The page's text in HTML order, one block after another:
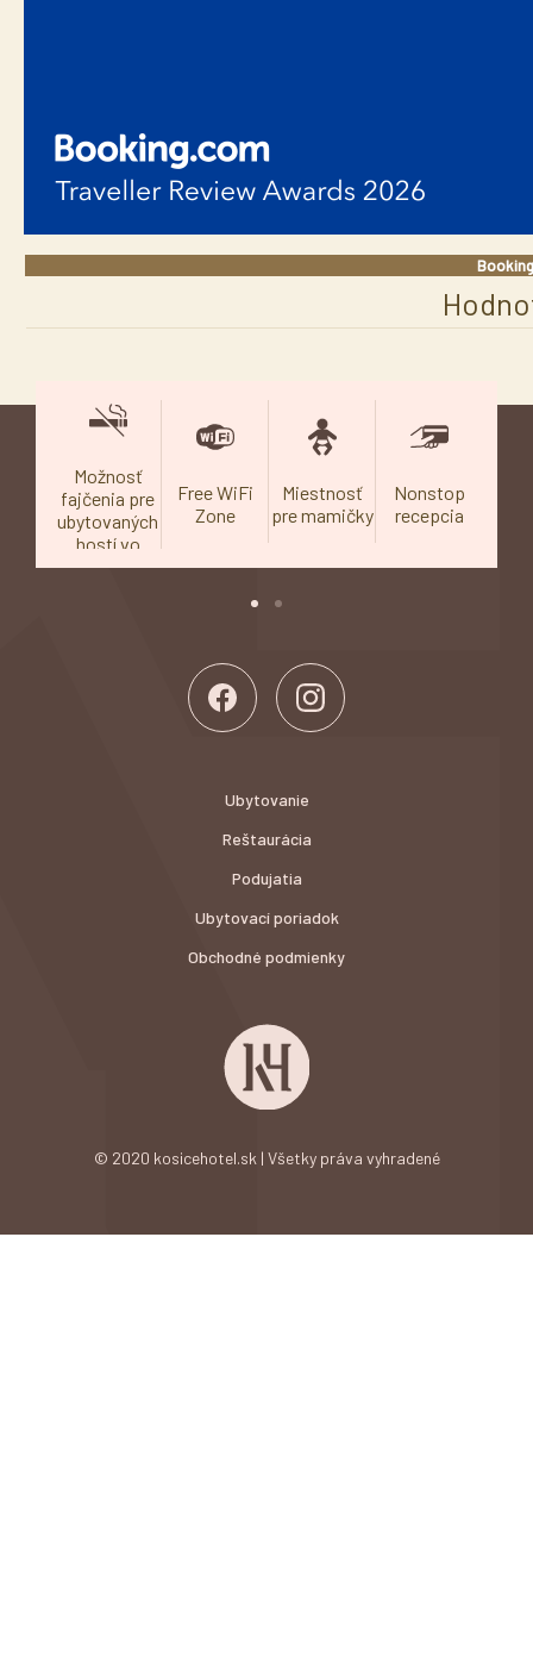
Možnosť
fajčenia pre
ubytovaných
hostí vo
vyhradenej
Free WiFi
Zone
Miestnosť
pre mamičky
Nonstop
recepcia
Ubytovanie
Reštaurácia
Podujatia
Ubytovací poriadok
Obchodné podmienky
© 2020 kosicehotel.sk | Všetky práva vyhradené